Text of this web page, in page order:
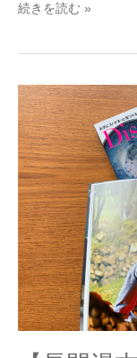
続きを読む »
【長
門
湯
本
NEWS：
メ
デ
ィ
ア
掲
載：
Discover
Japan12